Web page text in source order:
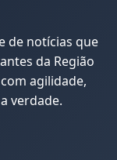
de notícias que
da Região
agilidade,
verdade.